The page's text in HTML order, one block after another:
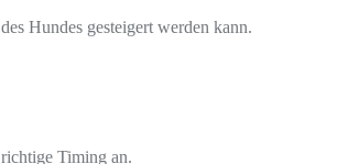
Hundes gesteigert werden kann.
Timing an.